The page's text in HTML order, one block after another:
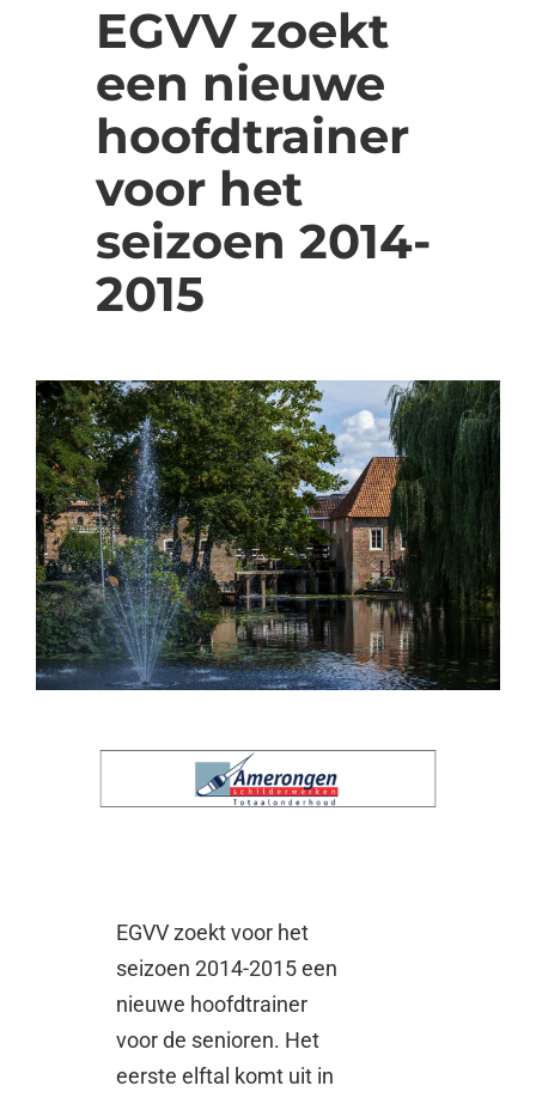
EGVV zoekt
een nieuwe
hoofdtrainer
voor het
seizoen 2014-
2015
EGVV zoekt voor het
seizoen 2014-2015 een
nieuwe hoofdtrainer
voor de senioren. Het
eerste elftal komt uit in